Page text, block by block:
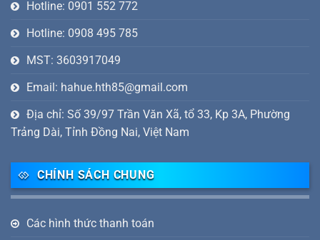
Hotline: 0901 552 772
Hotline: 0908 495 785
MST: 3603917049
Email: hahue.hth85@gmail.com
Địa chỉ: Số 39/97 Trần Văn Xã, tổ 33, Kp 3A, Phường
Trảng Dài, Tỉnh Đồng Nai, Việt Nam
CHÍNH SÁCH CHUNG
Các hình thức thanh toán